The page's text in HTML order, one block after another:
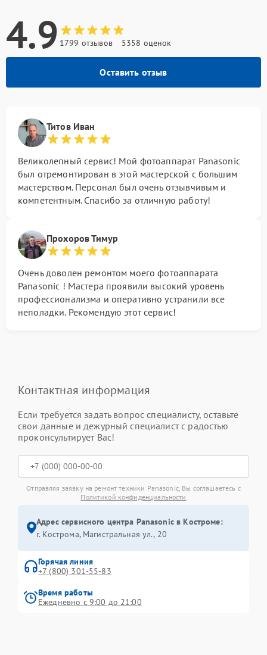
4.9 1799 отзывов 5358 оценок
Оставить отзыв
Титов Иван
Великолепный сервис! Мой фотоаппарат Panasonic
был отремонтирован в этой мастерской с большим
мастерством. Персонал был очень отзывчивым и
компетентным. Спасибо за отличную работу!
Прохоров Тимур
Очень доволен ремонтом моего фотоаппарата
Panasonic ! Мастера проявили высокий уровень
профессионализма и оперативно устранили все
неполадки. Рекомендую этот сервис!
Контактная информация
Если требуется задать вопрос специалисту, оставьте
свои данные и дежурный специалист с радостью
проконсультирует Вас!
Отправляя заявку на ремонт техники Panasonic, Вы соглашаетесь с
Политикой конфиденциальности
Адрес сервисного центра Panasonic в Костроме:
г. Кострома, Магистральная ул., 20
Горячая линия
+7 (800) 301-55-83
Время работы
Ежедневно с 9:00 до 21:00